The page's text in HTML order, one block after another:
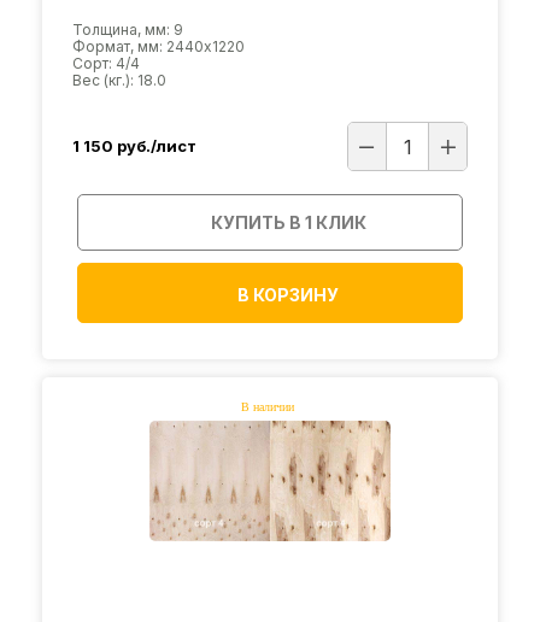
Толщина, мм: 9
Формат, мм: 2440х1220
Сорт: 4/4
Вес (кг.): 18.0
1 150 руб./лист
КУПИТЬ В 1 КЛИК
В КОРЗИНУ